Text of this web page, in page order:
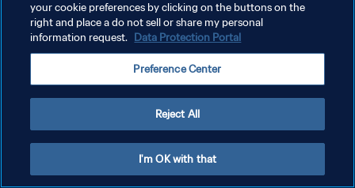
POLITIQUE DE CONFIDENTIALITÉ
CONDITIONS D'UTILISATION
GÉRER VOS PRÉFÉRENCES SUR LES COOKIES
your cookie preferences by clicking on the buttons on the
right and place a do not sell or share my personal
information request. Data Protection Portal
Preference Center
Reject All
I'm OK with that